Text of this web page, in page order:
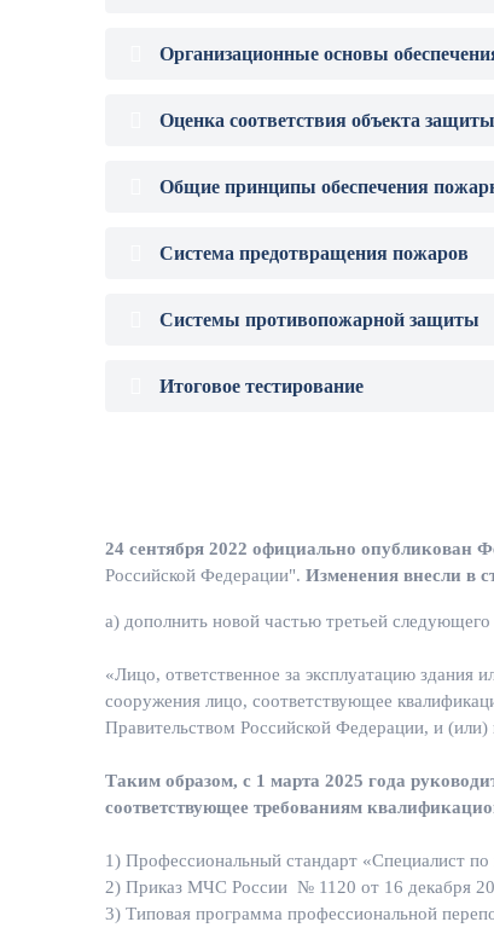
Организационные основы
Оценка соответствия объекта
Общие принципы обеспечения
Система предотвращения пожаров
Системы противопожарной защиты
Итоговое тестирование
24 сентября 2022 официально опубликован
Российской Федерации". Изменения внесли в
а) дополнить новой частью третьей
«Лицо, ответственное за эксплуатацию здания
сооружения лицо, соответствующее
Правительством Российской Федерации, и
Таким образом, с 1 марта 2025 года
соответствующее требованиям
1) Профессиональный стандарт «Специалист
2) Приказ МЧС России № 1120 от 16 декабря
3) Типовая программа профессиональной